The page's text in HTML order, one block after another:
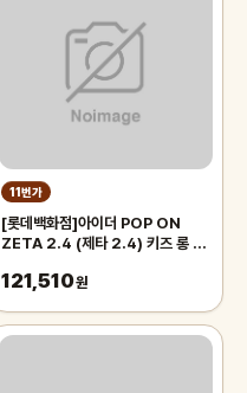
11번가
[롯데백화점]아이더 POP ON
ZETA 2.4 (제타 2.4) 키즈 롱 다
121,510원